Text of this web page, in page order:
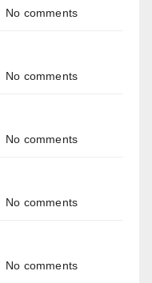
No comments
No comments
No comments
No comments
No comments